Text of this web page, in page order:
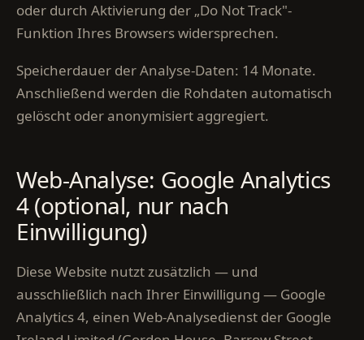
oder durch Aktivierung der „Do Not Track"-
Funktion Ihres Browsers widersprechen.
Speicherdauer der Analyse-Daten: 14 Monate.
Anschließend werden die Rohdaten automatisch
gelöscht oder anonymisiert aggregiert.
Web-Analyse: Google Analytics
4 (optional, nur nach
Einwilligung)
Diese Website nutzt zusätzlich — und
ausschließlich nach Ihrer Einwilligung — Google
Analytics 4, einen Web-Analysedienst der Google